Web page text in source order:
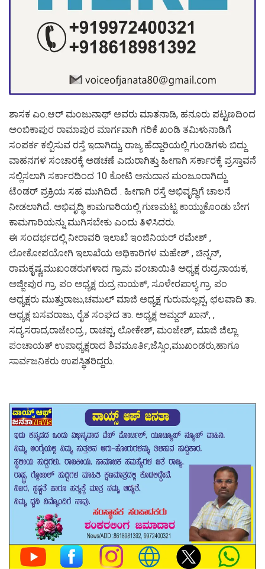
ಶಾಸಕ ಎಂ.ಆರ್ ಮಂಜುನಾಥ್ ಅವರು ಮಾತನಾಡಿ, ಹನೂರು ಪಟ್ಟಣದಿಂದ
ಅಂಬಿಕಾಪುರ ರಾಮಾಪುರ ಮಾರ್ಗವಾಗಿ ಗರಿಕೆ ಖಂಡಿ ತಮಿಳುನಾಡಿಗೆ
ಸಂಪರ್ಕ ಕಲ್ಪಿಸುವ ರಸ್ತೆ ಇದಾಗಿದ್ದು, ರಾಜ್ಯ ಹೆದ್ದಾರಿಯಲ್ಲಿ ಗುಂಡಿಗಳು ಬಿದ್ದು
ವಾಹನಗಳ ಸಂಚಾರಕ್ಕೆ ಅಡಚಣೆ ಎದುರಾಗಿತ್ತು ಹೀಗಾಗಿ ಸರ್ಕಾರಕ್ಕೆ ಪ್ರಸ್ತಾವನೆ
ಸಲ್ಲಿಸಲಾಗಿ ಸರ್ಕಾರದಿಂದ 10 ಕೋಟಿ ಅನುದಾನ ಮಂಜೂರಾಗಿದ್ದು
ಟೆಂಡರ್ ಪ್ರಕ್ರಿಯ ಸಹ ಮುಗಿದಿದೆ . ಹೀಗಾಗಿ ರಸ್ತೆ ಅಭಿವೃದ್ಧಿಗೆ ಚಾಲನೆ
ನೀಡಲಾಗಿದೆ. ಅಭಿವೃದ್ಧಿ ಕಾಮಗಾರಿಯಲ್ಲಿ ಗುಣಮಟ್ಟ ಕಾಯ್ದುಕೊಂಡು ಬೇಗ
ಕಾಮಗಾರಿಯನ್ನು ಮುಗಿಸಬೇಕು ಎಂದು ತಿಳಿಸಿದರು.
ಈ ಸಂದರ್ಭದಲ್ಲಿ ನೀರಾವರಿ ಇಲಾಖೆ ಇಂಜಿನಿಯರ್ ರಮೇಶ್ ,
ಲೋಕೋಪಯೋಗಿ ಇಲಾಖೆಯ ಅಧಿಕಾರಿಗಳ ಮಹೇಶ್ , ಚಿನ್ನನ್,
ರಾಮಕೃಷ್ಣ,ಮುಖಂಡರುಗಳಾದ ಗ್ರಾಮ ಪಂಚಾಯಿತಿ ಅಧ್ಯಕ್ಷ ರುದ್ರನಾಯಕ,
ಅಜ್ಜೀಪುರ ಗ್ರಾ. ಪಂ ಅಧ್ಯಕ್ಷ ರುದ್ರ ನಾಯಕ್, ಸೂಳೇರಪಾಳ್ಯ ಗ್ರಾ. ಪಂ
ಅಧ್ಯಕ್ಷರು ಮುತ್ತುರಾಜು,ಚಮುಲ್ ಮಾಜಿ ಅಧ್ಯಕ್ಷ ಗುರುಮಲ್ಲಪ್ಪ, ಛಲವಾದಿ ತಾ.
ಅಧ್ಯಕ್ಷ ಬಸವರಾಜು, ರೈತ ಸಂಘದ ತಾ. ಅಧ್ಯಕ್ಷ ಅಮ್ಜದ್ ಖಾನ್, ,
ಸದ್ಯಸರಾದ,ರಾಜೇಂದ್ರ , ರಾಚಪ್ಪ, ಲೋಕೇಶ್, ಮಂಜೇಶ್, ಮಾಜಿ ಜಿಲ್ಲಾ
ಪಂಚಾಯತ್ ಉಪಾಧ್ಯಕ್ಷರಾದ ಶಿವಮೂರ್ತಿ,ಜೆಸ್ಸಿಂ,ಮುಖಂಡರು,ಹಾಗೂ
ಸಾರ್ವಜನಿಕರು ಉಪಸ್ಥಿತರಿದ್ದರು.